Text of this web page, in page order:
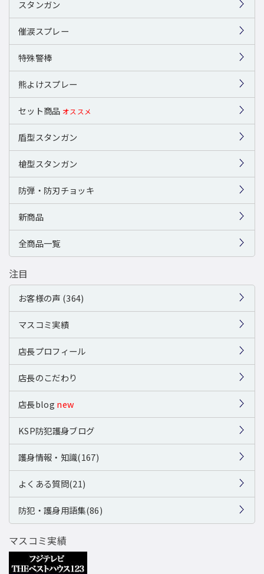
スタンガン
催涙スプレー
特殊警棒
熊よけスプレー
セット商品 オススメ
盾型スタンガン
槍型スタンガン
防弾・防刃チョッキ
新商品
全商品一覧
注目
お客様の声 (364)
マスコミ実績
店長プロフィール
店長のこだわり
店長blog new
KSP防犯護身ブログ
護身情報・知識(167)
よくある質問(21)
防犯・護身用語集(86)
マスコミ実績